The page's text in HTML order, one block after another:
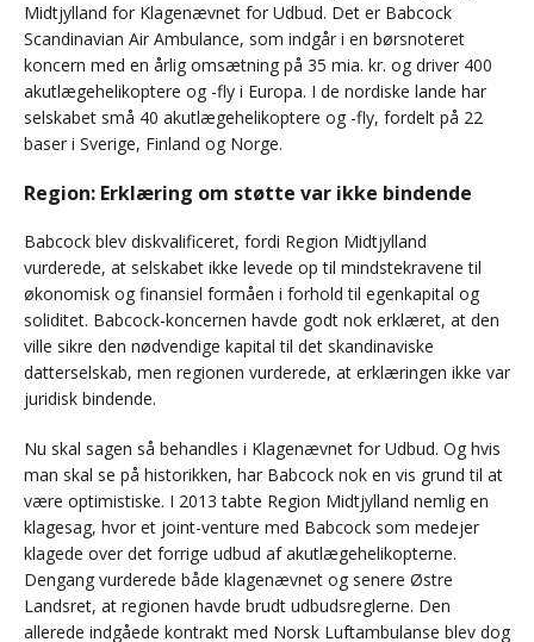
Midtjylland for Klagenævnet for Udbud. Det er Babcock
Scandinavian Air Ambulance, som indgår i en børsnoteret
koncern med en årlig omsætning på 35 mia. kr. og driver 400
akutlægehelikoptere og -fly i Europa. I de nordiske lande har
selskabet små 40 akutlægehelikoptere og -fly, fordelt på 22
baser i Sverige, Finland og Norge.
Region: Erklæring om støtte var ikke bindende
Babcock blev diskvalificeret, fordi Region Midtjylland
vurderede, at selskabet ikke levede op til mindstekravene til
økonomisk og finansiel formåen i forhold til egenkapital og
soliditet. Babcock-koncernen havde godt nok erklæret, at den
ville sikre den nødvendige kapital til det skandinaviske
datterselskab, men regionen vurderede, at erklæringen ikke var
juridisk bindende.
Nu skal sagen så behandles i Klagenævnet for Udbud. Og hvis
man skal se på historikken, har Babcock nok en vis grund til at
være optimistiske. I 2013 tabte Region Midtjylland nemlig en
klagesag, hvor et joint-venture med Babcock som medejer
klagede over det forrige udbud af akutlægehelikopterne.
Dengang vurderede både klagenævnet og senere Østre
Landsret, at regionen havde brudt udbudsreglerne. Den
allerede indgåede kontrakt med Norsk Luftambulanse blev dog